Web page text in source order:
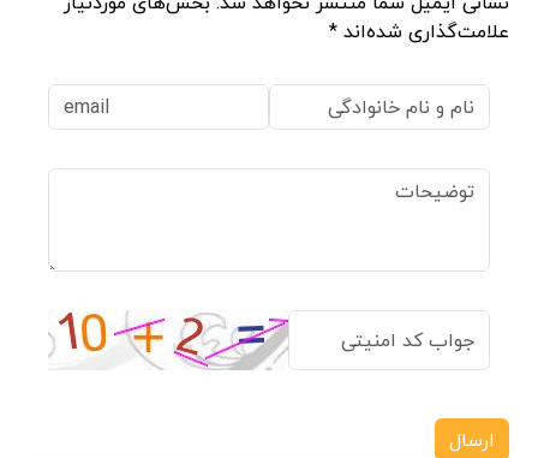
علامت‌گذاری شده‌اند *
ارسال